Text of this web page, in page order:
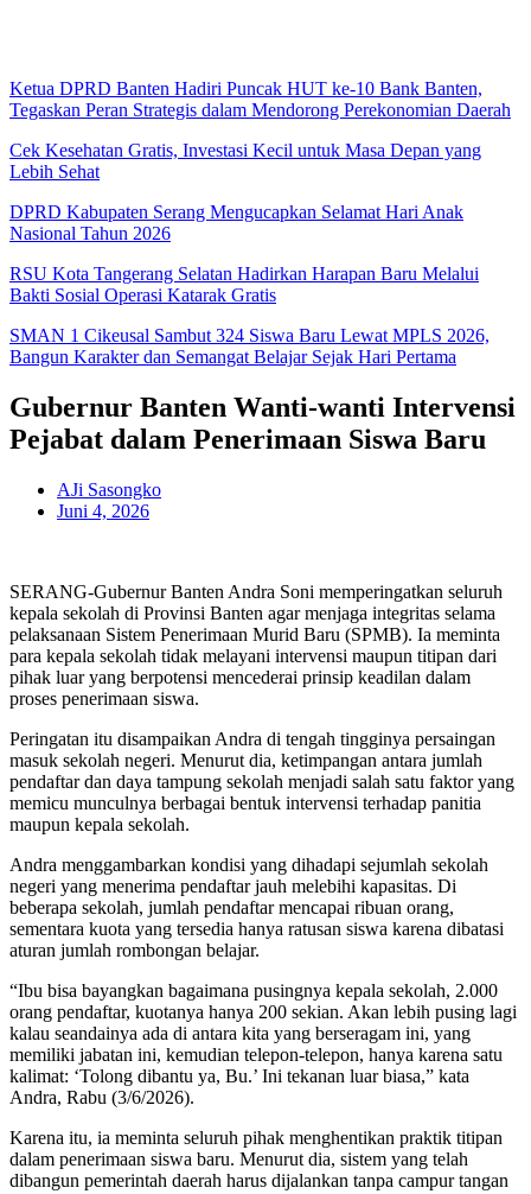
Ketua DPRD Banten Hadiri Puncak HUT ke-10 Bank Banten,
Tegaskan Peran Strategis dalam Mendorong Perekonomian Daerah
Cek Kesehatan Gratis, Investasi Kecil untuk Masa Depan yang
Lebih Sehat
DPRD Kabupaten Serang Mengucapkan Selamat Hari Anak
Nasional Tahun 2026
RSU Kota Tangerang Selatan Hadirkan Harapan Baru Melalui
Bakti Sosial Operasi Katarak Gratis
SMAN 1 Cikeusal Sambut 324 Siswa Baru Lewat MPLS 2026,
Bangun Karakter dan Semangat Belajar Sejak Hari Pertama
Gubernur Banten Wanti-wanti Intervensi
Pejabat dalam Penerimaan Siswa Baru
AJi Sasongko
Juni 4, 2026
SERANG-Gubernur Banten Andra Soni memperingatkan seluruh
kepala sekolah di Provinsi Banten agar menjaga integritas selama
pelaksanaan Sistem Penerimaan Murid Baru (SPMB). Ia meminta
para kepala sekolah tidak melayani intervensi maupun titipan dari
pihak luar yang berpotensi mencederai prinsip keadilan dalam
proses penerimaan siswa.
Peringatan itu disampaikan Andra di tengah tingginya persaingan
masuk sekolah negeri. Menurut dia, ketimpangan antara jumlah
pendaftar dan daya tampung sekolah menjadi salah satu faktor yang
memicu munculnya berbagai bentuk intervensi terhadap panitia
maupun kepala sekolah.
Andra menggambarkan kondisi yang dihadapi sejumlah sekolah
negeri yang menerima pendaftar jauh melebihi kapasitas. Di
beberapa sekolah, jumlah pendaftar mencapai ribuan orang,
sementara kuota yang tersedia hanya ratusan siswa karena dibatasi
aturan jumlah rombongan belajar.
“Ibu bisa bayangkan bagaimana pusingnya kepala sekolah, 2.000
orang pendaftar, kuotanya hanya 200 sekian. Akan lebih pusing lagi
kalau seandainya ada di antara kita yang berseragam ini, yang
memiliki jabatan ini, kemudian telepon-telepon, hanya karena satu
kalimat: ‘Tolong dibantu ya, Bu.’ Ini tekanan luar biasa,” kata
Andra, Rabu (3/6/2026).
Karena itu, ia meminta seluruh pihak menghentikan praktik titipan
dalam penerimaan siswa baru. Menurut dia, sistem yang telah
dibangun pemerintah daerah harus dijalankan tanpa campur tangan